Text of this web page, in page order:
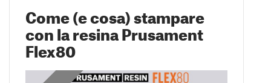
Come (e cosa) stampare
con la resina Prusament
Flex80